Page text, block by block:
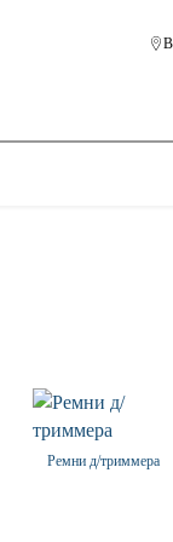
Ремни д/триммера